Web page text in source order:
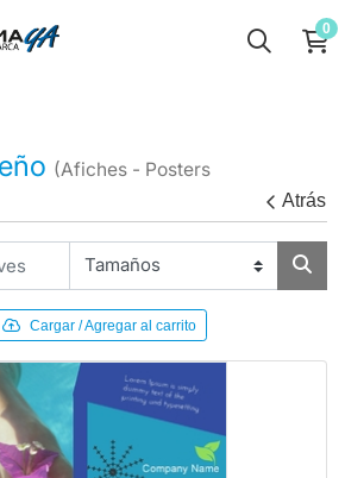
0
(Afiches - Posters
Atrás
Cargar / Agregar al carrito